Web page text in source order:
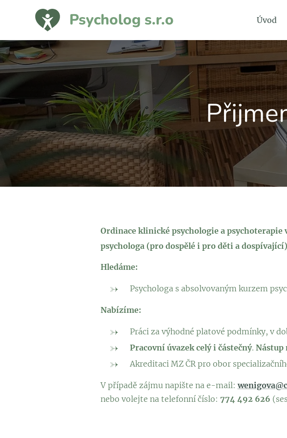
Psycholog s.r.o Úvod
Ordinace klinické psychologie a
psychologa (pro dospělé i pro děti a
Hledáme:
Psychologa s absolvovaným kurzem
Nabízíme:
Práci za výhodné platové podmínky, v
Pracovní úvazek celý i částečný. Nástup
Akreditaci MZ ČR pro obor
V případě zájmu napište na e-mail:
nebo volejte na telefonní číslo: 774 492 626